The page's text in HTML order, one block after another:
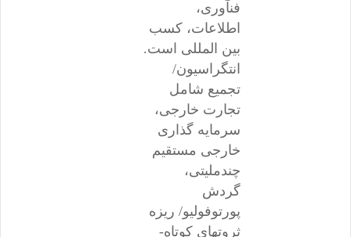
فنآوری،
اطلاعات، کسب
بین المللی است.
انتگراسیون/
تجمیع شامل
تجارت خارجی،
سرمایه گذاری
خارجی مستقیم
چندملیتی،
گردش
پورتوفولیو/ ریزه
ثروتهای کوتاه-